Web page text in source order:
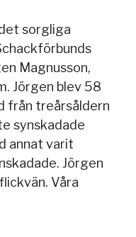
sorgliga
Magnusson,
Jörgen blev 58
från treårsåldern
synskadade
annat varit
Jörgen
Våra